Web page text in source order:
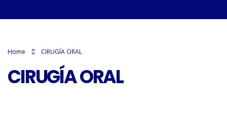
Home CIRUGÍA ORAL
CIRUGÍA ORAL